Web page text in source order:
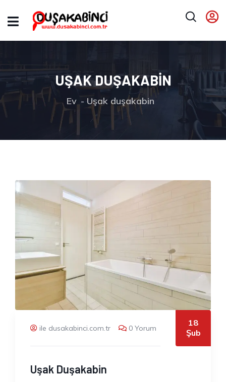
UŞAK DUŞAKABIN
Ev Uşak duşakabin
ile dusakabinci.com.tr 0 Yorum
18
Şub
Uşak Duşakabin